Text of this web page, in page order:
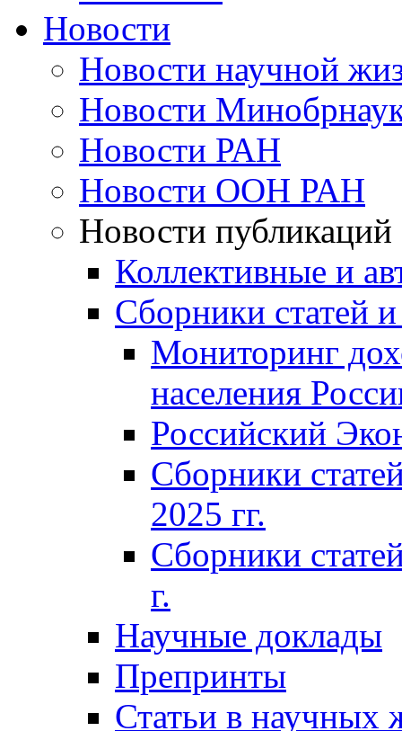
Новости
Новости научной
Новости
Новости РАН
Новости ООН РАН
Новости публикаций
Коллективные и
Сборники статей
Мониторинг
населения
Российский
Сборники
2025 гг.
Сборники
г.
Научные доклады
Препринты
Статьи в научных